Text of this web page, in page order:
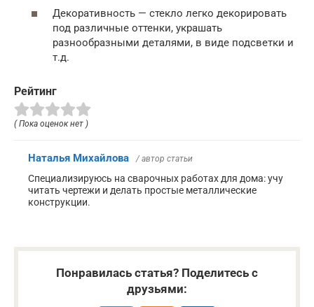
Декоративность — стекло легко декорировать
под различные оттенки, украшать
разнообразными деталями, в виде подсветки и
т.д.
Рейтинг
( Пока оценок нет )
Наталья Михайлова / автор статьи
Специализируюсь на сварочных работах для дома: учу
читать чертежи и делать простые металлические
конструкции.
Понравилась статья? Поделитесь с
друзьями: